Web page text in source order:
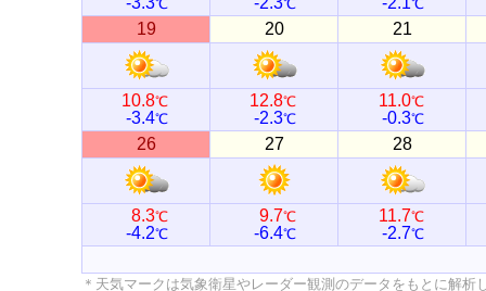
℃ ℃ ℃
19 20 21
10.8℃
-3.4℃
12.8℃
-2.3℃
11.0℃
-0.3℃
26 27 28
8.3℃
-4.2℃
9.7℃
-6.4℃
11.7℃
-2.7℃
＊天気マークは気象衛星やレーダー観測のデータをもとに解